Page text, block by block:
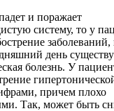
и поражает
систему, то у
заболеваний,
день
болезнь. У
причем плохо
Так, может быть